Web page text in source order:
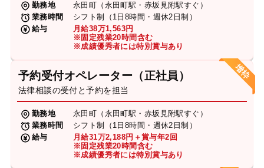
勤務地
永田町（永田町駅・赤坂見附駅すぐ）
業務時間
シフト制（1日8時間・週休2日制）
給与
月給38万1,563円
※固定残業20時間含む
※成績優秀者には特別賞与あり
予約受付オペレーター（正社員）
法律相談の受付と予約を担当
勤務地
永田町（永田町駅・赤坂見附駅すぐ）
業務時間
シフト制（1日8時間・週休2日制）
給与
月給31万2,188円＋賞与年2回
※固定残業20時間含む
※成績優秀者には特別賞与あり